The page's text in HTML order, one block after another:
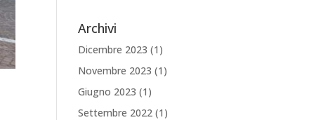
Archivi
Dicembre 2023 (1)
Novembre 2023 (1)
Giugno 2023 (1)
Settembre 2022 (1)